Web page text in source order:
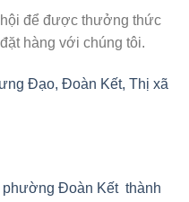
để được thưởng thức
hàng với chúng tôi.
Đạo, Đoàn Kết, Thị xã
Đoàn Kết thành